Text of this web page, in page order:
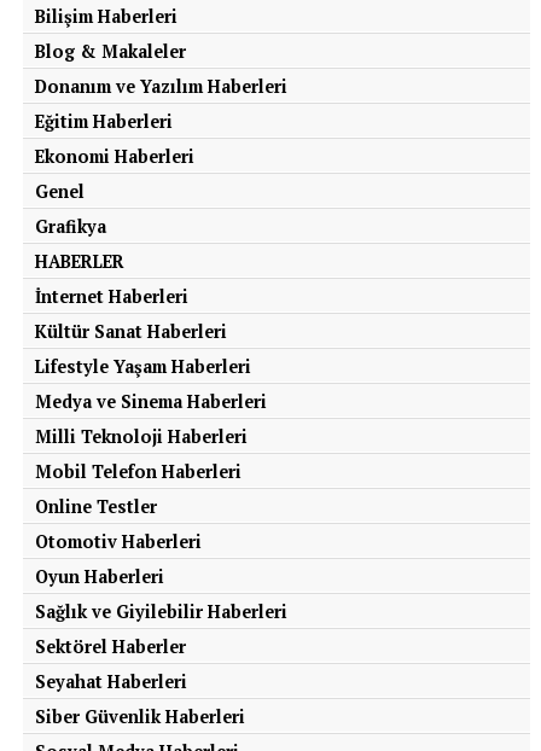
Kullanım
Bazı durumlarda ATF değişim süresi kısalmalıdır.
Örneğin:
Yoğun şehir içi trafiğinde sürekli dur-kalk yapmak
Aşırı sıcak havalarda aracı sık kullanmak
Sürekli yokuş yukarı sürüş veya yük taşımak
Römork çekmek ya da 4×4 arazi kullanımı
Bu tarz zorlu şartlarda, ATF40.000 – 60.000 kmgibi
daha erken bir sürede değiştirilmeli, hatta bazı üreticiler
30.000 km’de bir kontrol
3.ATF’nin Kimyasal Yaşlanması
Zamanla, ATF’nin içindeki katkı maddeleri (anti-
oksidanlar, deterjanlar, köpük önleyiciler, vs.) etkisini
yitirir. Bu da yağın ısıya karşı direncini azaltır. ATF
yüksek sıcaklıklarda çalışır (80–120°C arası), bu
nedenle:
Bilişim Haberleri
Blog & Makaleler
Donanım ve Yazılım Haberleri
Eğitim Haberleri
Ekonomi Haberleri
Genel
Grafikya
HABERLER
İnternet Haberleri
Kültür Sanat Haberleri
Lifestyle Yaşam Haberleri
Medya ve Sinema Haberleri
Milli Teknoloji Haberleri
Mobil Telefon Haberleri
Online Testler
Otomotiv Haberleri
Oyun Haberleri
Sağlık ve Giyilebilir Haberleri
Sektörel Haberler
Seyahat Haberleri
Siber Güvenlik Haberleri